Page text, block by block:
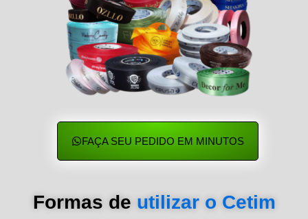
FAÇA SEU PEDIDO EM MINUTOS
Formas de utilizar o Cetim